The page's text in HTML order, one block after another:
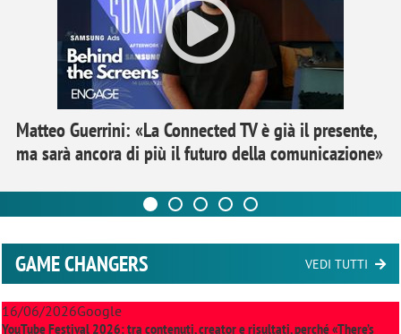
Matteo Guerrini: «La Connected TV è già il presente,
ma sarà ancora di più il futuro della comunicazione»
GAME CHANGERS VEDI TUTTI
16/06/2026Google
YouTube Festival 2026: tra contenuti, creator e risultati, perché «There’s